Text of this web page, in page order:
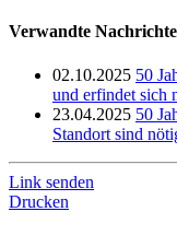
Verwandte
02.10.2025 50
und erfindet sich
23.04.2025 50
Standort sind
Link senden
Drucken